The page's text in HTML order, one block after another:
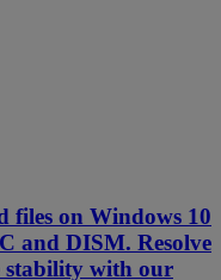
files on Windows 10
and DISM. Resolve
stability with our